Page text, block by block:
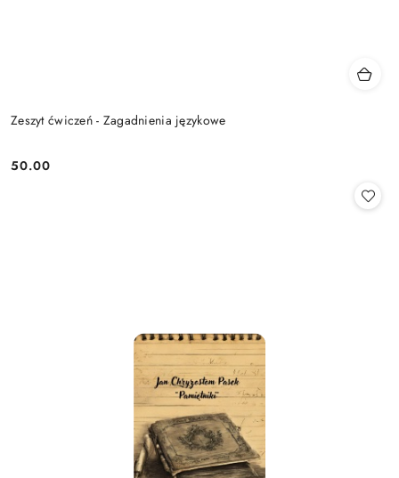
Zeszyt ćwiczeń - Zagadnienia językowe
Cena:
50.00